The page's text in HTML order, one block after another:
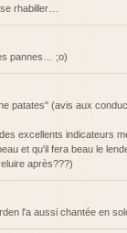
rhabiller…
pannes… ;o)
patates" (avis aux
excellents indicateurs
et qu'il fera beau le
après???)
l'a aussi chantée en